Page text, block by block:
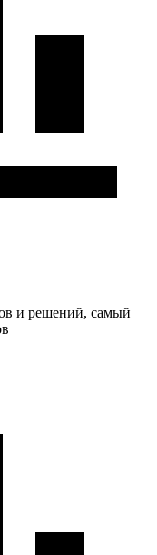
и решений, самый